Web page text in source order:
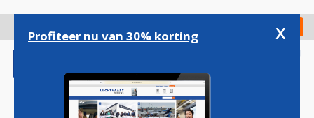
gaan
Check in
Profiteer nu van 30% korting x